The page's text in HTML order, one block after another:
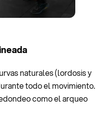
naturales (lordosis y
todo el movimiento.
como el arqueo